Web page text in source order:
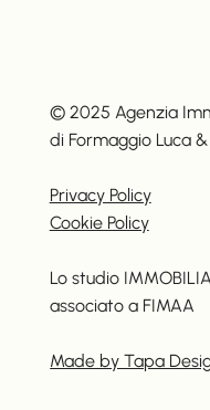
© 2025 Agenzia
di Formaggio Luca &
Privacy Policy
Cookie Policy
Lo studio
associato a FIMAA
Made by Tapa